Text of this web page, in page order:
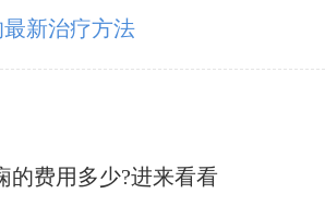
新治疗方法
的费用多少?进来看看